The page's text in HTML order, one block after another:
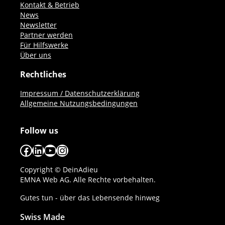
Kontakt & Betrieb
News
Newsletter
Partner werden
Für Hilfswerke
Über uns
Rechtliches
Impressum / Datenschutzerklärung
Allgemeine Nutzungsbedingungen
Follow us
Facebook
LinkedIn
YouTube
Instagram
Copyright © DeinAdieu
EMNA Web AG. Alle Rechte vorbehalten.
Gutes tun - über das Lebensende hinweg
Swiss Made